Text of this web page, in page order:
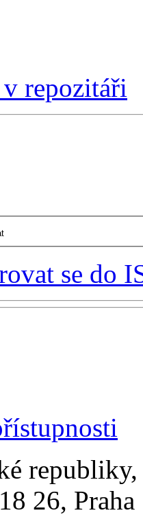
repozitáři
se do
26,